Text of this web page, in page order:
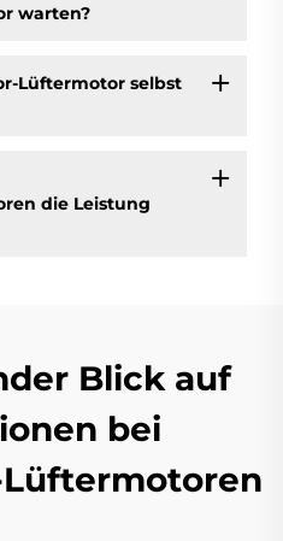
warten?
Lüftermotor selbst
die Leistung
Blick auf
bei